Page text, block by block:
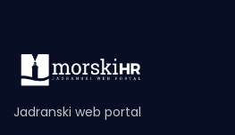
Jadranski web portal